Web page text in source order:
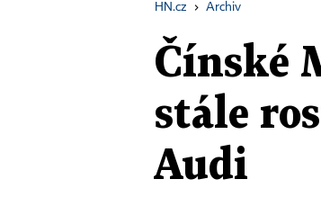
HN.cz › Archiv
Čínské
stále
Audi